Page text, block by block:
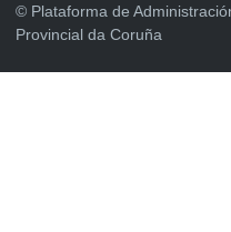
© Plataforma de
Provincial da Coruña